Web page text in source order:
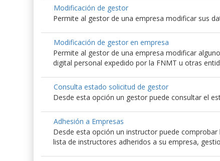
Modificación de gestor
Permite al gestor de una empresa modificar sus
Modificación de gestor en empresa
Permite al gestor de una empresa modificar
digital personal expedido por la FNMT u otras
Consulta estado solicitud de gestor
Desde esta opción un gestor puede consultar el
Adhesión a Empresas
Desde esta opción un instructor puede
lista de instructores adheridos a su empresa,